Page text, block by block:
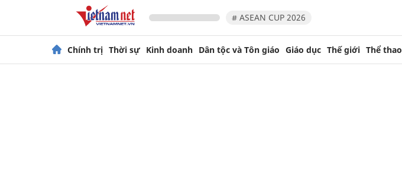
# ASEAN CUP 2026
Chính trị Thời sự Kinh doanh Dân tộc và Tôn giáo Giáo dục Thế giới Thể thao